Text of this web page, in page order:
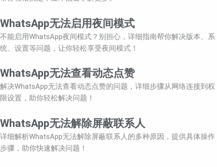
WhatsApp无法启用夜间模式
不能启用WhatsApp夜间模式？别担心，详细指南帮你解决版本、系
统、设置等问题，让你轻松享受夜间模式！
WhatsApp无法查看动态点赞
解决WhatsApp无法查看动态点赞的问题，详细步骤从网络连接到权
限设置，助你轻松解决问题！
WhatsApp无法解除屏蔽联系人
详细解析WhatsApp无法解除屏蔽联系人的多种原因，提供具体操作
步骤，助你快速解决问题！